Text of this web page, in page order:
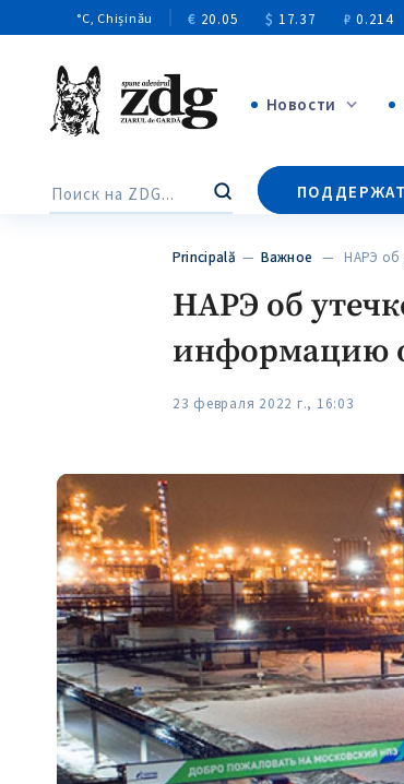
°C, Chișinău € 20.05 $ 17.37 ₽ 0.214
Новости
+144
Поиск
Principală —Важное — НАРЭ об
НАРЭ об
информацию
23 февраля 2022 г., 16:03